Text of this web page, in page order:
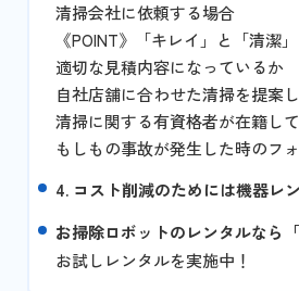
清掃会社に依頼する場合
《POINT》「キレイ」と「清潔
適切な見積内容になっているか
自社店舗に合わせた清掃を提案
清掃に関する有資格者が在籍し
もしもの事故が発生した時のフ
4. コスト削減のためには機器レ
お掃除ロボットのレンタルなら
お試しレンタルを実施中！